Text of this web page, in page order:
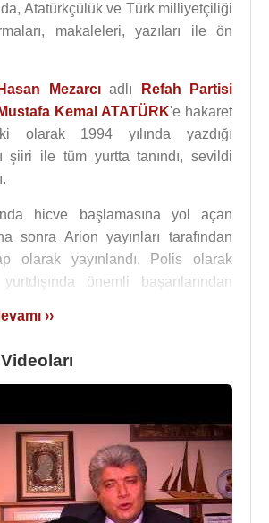
Atatürkçülük ve Türk milliyetçiliği
makaleleri, yazıları ile ön
Hasan Mezarcıadlı
Refah Partisi
Mustafa Kemal ATATÜRK'e hakaret
olarak 1994 yılında yazdığı
şiiri ile tüm yurtta tanındı, sevildi
hicve başlamasına yol açan
sonra Arion yayınları tarafından
olarak yayınlandı. Polis olarak
önemli başarılarından
mücadele birimini 1995 yılında
olarak kurmuştur.
adıyla bilinen Uluslararası
operasyonlarını yönetti. 18 ülkede
operasyonlarda Türk Polis
çalışmaların “en başarılı operasyon”
başarılı polis şefi” olarak dünya
››